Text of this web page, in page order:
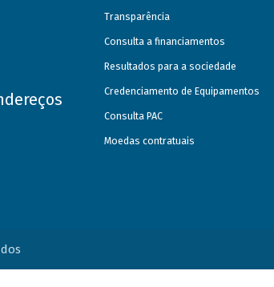
Transparência
Consulta a financiamentos
Resultados para a sociedade
Credenciamento de Equipamentos
Consulta PAC
Moedas contratuais